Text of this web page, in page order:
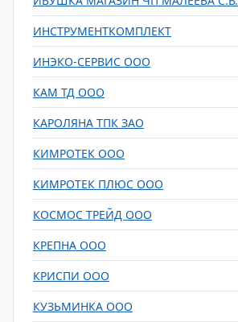
ИНСТРУМЕНТКОМПЛЕКТ
ИНЭКО-СЕРВИС ООО
КАМ ТД ООО
КАРОЛЯНА ТПК ЗАО
КИМРОТЕК ООО
КИМРОТЕК ПЛЮС ООО
КОСМОС ТРЕЙД ООО
КРЕПНА ООО
КРИСПИ ООО
КУЗЬМИНКА ООО